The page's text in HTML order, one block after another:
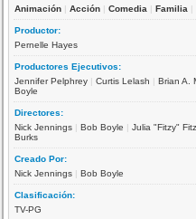
Animación |Acción |Comedia |Familia |
Productor:
Pernelle Hayes
Productores Ejecutivos:
Jennifer Pelphrey |Curtis Lelash |Brian A.
Boyle
Directores:
Nick Jennings |Bob Boyle |Julia "Fitzy"
Burks
Creado Por:
Nick Jennings |Bob Boyle
Clasificación:
TV-PG